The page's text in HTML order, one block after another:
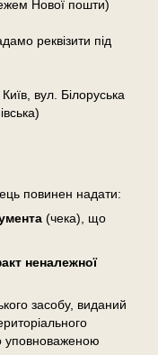
Нової пошти)
реквізити під
вул. Білоруська
повинен надати:
(чека), що
неналежної
засобу, виданий
уповноваженою